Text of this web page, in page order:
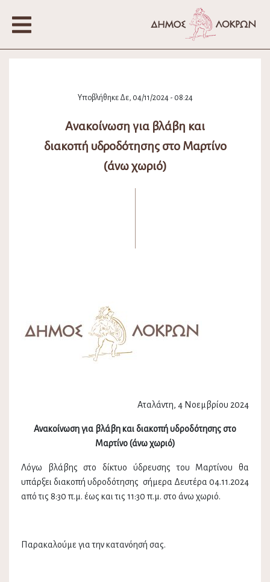
Υποβλήθηκε Δε, 04/11/2024 - 08:24
Ανακοίνωση για βλάβη και
διακοπή υδροδότησης στο Μαρτίνο
(άνω χωριό)
Αταλάντη, 4 Νοεμβρίου 2024
Ανακοίνωση για βλάβη και διακοπή υδροδότησης στο
Μαρτίνο (άνω χωριό)
Λόγω βλάβης στο δίκτυο ύδρευσης του Μαρτίνου θα
υπάρξει διακοπή υδροδότησης σήμερα Δευτέρα 04.11.2024
από τις 8:30 π.μ. έως και τις 11:30 π.μ. στο άνω χωριό.
Παρακαλούμε για την κατανόησή σας.